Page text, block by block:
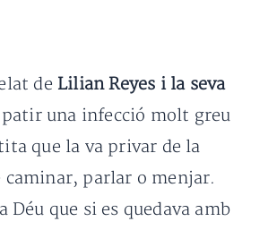
de Lilian Reyes i la seva
patir una infecció molt greu
que la va privar de la
caminar, parlar o menjar.
Déu que si es quedava amb